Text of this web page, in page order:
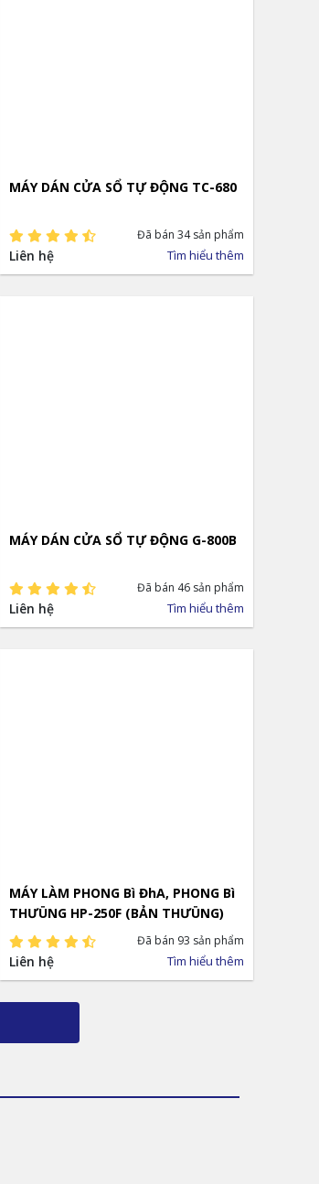
MÁY DÁN CỬA SỔ TỰ ĐỘNG TC-680
Đã bán 34 sản phẩm
Liên hệ Tìm hiểu thêm
MÁY DÁN CỬA SỔ TỰ ĐỘNG G-800B
Đã bán 46 sản phẩm
Liên hệ Tìm hiểu thêm
MÁY LÀM PHONG Bì ĐhA, PHONG Bì
THƯÜNG HP-250F (BẢN THƯÜNG)
Đã bán 93 sản phẩm
Liên hệ Tìm hiểu thêm